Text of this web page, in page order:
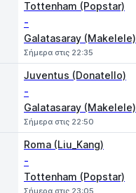
Tottenham (Popstar)
-
Galatasaray (Makelele)
Σήμερα στις 22:35
Juventus (Donatello)
-
Galatasaray (Makelele)
Σήμερα στις 22:50
Roma (Liu_Kang)
-
Tottenham (Popstar)
Σήμερα στις 23:05